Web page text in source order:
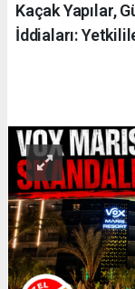
Kaçak Yapılar,
İddiaları: